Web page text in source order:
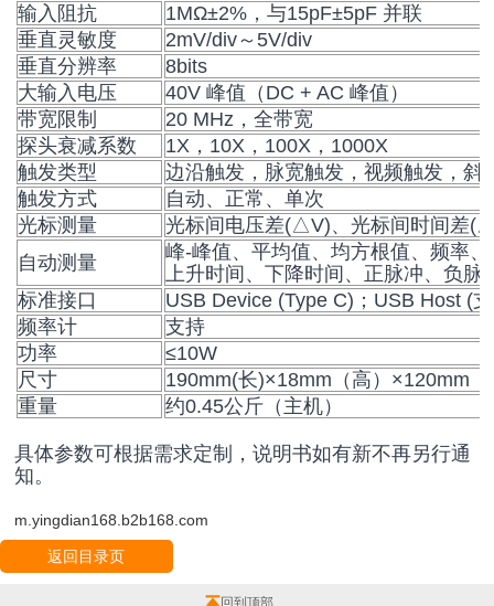
输入阻抗
1MΩ±2%，与15pF±5pF 并联
垂直灵敏度
2mV/div～5V/div
垂直分辨率
8bits
大输入电压
40V 峰值（DC + AC 峰值）
带宽限制
20 MHz，全带宽
探头衰减系数
1X，10X，100X，1000X
触发类型
边沿触发，脉宽触发，视频触发，斜
触发方式
自动、正常、单次
光标测量
光标间电压差(△V)、光标间时间差
自动测量
峰-峰值、平均值、均方根值、频率
上升时间、下降时间、正脉冲、负
标准接口
USB Device (Type C)；USB Host (
频率计
支持
功率
≤10W
尺寸
190mm(长)×18mm（高）×120mm
重量
约0.45公斤（主机）
具体参数可根据需求定制，说明书如有新不再另行通
知。
m.yingdian168.b2b168.com
返回目录页